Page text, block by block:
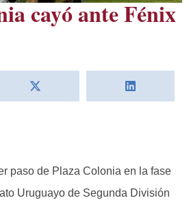
cayó ante Fénix
paso de Plaza Colonia en la fase
Uruguayo de Segunda División